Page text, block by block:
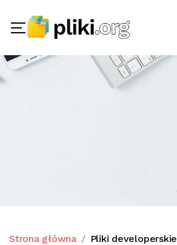
Strona główna
Pliki developerskie